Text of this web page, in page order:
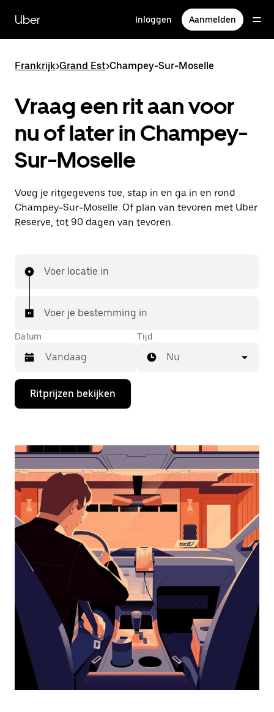
naar
hoofdinhoud
Uber Inloggen Aanmelden
Frankrijk>Grand Est>Champey-Sur-Moselle
Vraag een rit aan voor
nu of later in Champey-
Sur-Moselle
Voeg je ritgegevens toe, stap in en ga in en rond
Champey-Sur-Moselle. Of plan van tevoren met Uber
Reserve, tot 90 dagen van tevoren.
Voer locatie in
Voer je bestemming in
Datum
Druk
de
de
te
openen
een
datum
te
selecteren.
Druk
Escape
agenda
te
sluiten.
Tijd
Nu
Ritprijzen bekijken